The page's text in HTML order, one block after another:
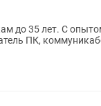
до 35 лет. С
ПК,